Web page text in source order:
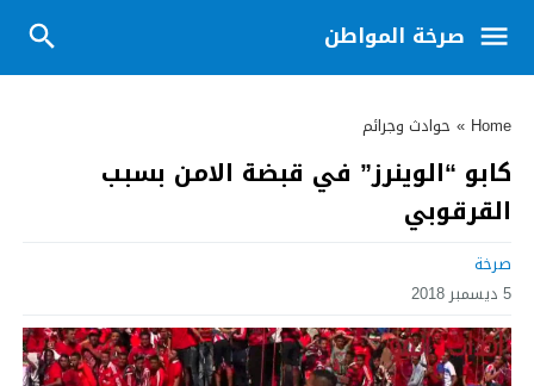
صرخة المواطن
Home
» حوادث وجرائم
كابو “الوينرز” في قبضة الامن بسبب
القرقوبي
صرخة
5 ديسمبر 2018